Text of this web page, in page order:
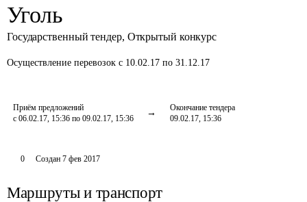
Уголь
Государственный тендер, Открытый конкурс
Осуществление перевозок с 10.02.17 по 31.12.17
Приём предложений
с 06.02.17, 15:36 по 09.02.17, 15:36
Окончание тендера
09.02.17, 15:36
0 Создан 7 фев 2017
Маршруты и транспорт